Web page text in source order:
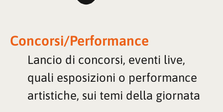
Concorsi/Performance
Lancio di concorsi, eventi live,
quali esposizioni o performance
artistiche, sui temi della giornata